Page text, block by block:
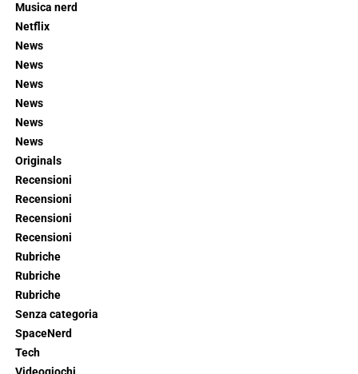
Musica nerd
Netflix
News
News
News
News
News
News
Originals
Recensioni
Recensioni
Recensioni
Recensioni
Rubriche
Rubriche
Rubriche
Senza categoria
SpaceNerd
Tech